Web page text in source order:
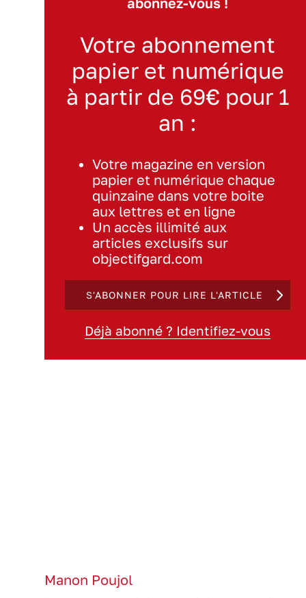
Votre abonnement
papier et numérique
à partir de 69€ pour 1
an :
Votre magazine en version
papier et numérique chaque
quinzaine dans votre boite
aux lettres et en ligne
Un accès illimité aux
articles exclusifs sur
objectifgard.com
S'ABONNER POUR LIRE L'ARTICLE
Déjà abonné ? Identifiez-vous
Manon Poujol